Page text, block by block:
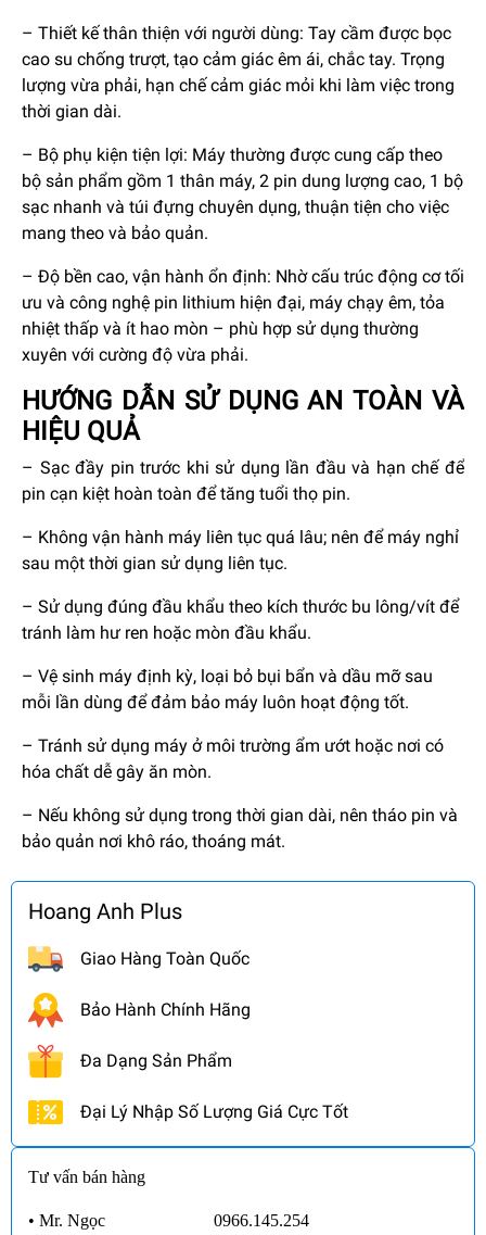
– Thiết kế thân thiện với người dùng: Tay cầm được bọc
cao su chống trượt, tạo cảm giác êm ái, chắc tay. Trọng
lượng vừa phải, hạn chế cảm giác mỏi khi làm việc trong
thời gian dài.
– Bộ phụ kiện tiện lợi: Máy thường được cung cấp theo
bộ sản phẩm gồm 1 thân máy, 2 pin dung lượng cao, 1 bộ
sạc nhanh và túi đựng chuyên dụng, thuận tiện cho việc
mang theo và bảo quản.
– Độ bền cao, vận hành ổn định: Nhờ cấu trúc động cơ tối
ưu và công nghệ pin lithium hiện đại, máy chạy êm, tỏa
nhiệt thấp và ít hao mòn – phù hợp sử dụng thường
xuyên với cường độ vừa phải.
HƯỚNG DẪN SỬ DỤNG AN TOÀN VÀ
HIỆU QUẢ
– Sạc đầy pin trước khi sử dụng lần đầu và hạn chế để
pin cạn kiệt hoàn toàn để tăng tuổi thọ pin.
– Không vận hành máy liên tục quá lâu; nên để máy nghỉ
sau một thời gian sử dụng liên tục.
– Sử dụng đúng đầu khẩu theo kích thước bu lông/vít để
tránh làm hư ren hoặc mòn đầu khẩu.
– Vệ sinh máy định kỳ, loại bỏ bụi bẩn và dầu mỡ sau
mỗi lần dùng để đảm bảo máy luôn hoạt động tốt.
– Tránh sử dụng máy ở môi trường ẩm ướt hoặc nơi có
hóa chất dễ gây ăn mòn.
– Nếu không sử dụng trong thời gian dài, nên tháo pin và
bảo quản nơi khô ráo, thoáng mát.
Hoang Anh Plus
Giao Hàng Toàn Quốc
Bảo Hành Chính Hãng
Đa Dạng Sản Phẩm
Đại Lý Nhập Số Lượng Giá Cực Tốt
Tư vấn bán hàng
• Mr. Ngọc
0966.145.254